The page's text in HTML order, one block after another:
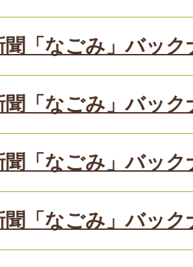
聞「なごみ」バッ
聞「なごみ」バッ
聞「なごみ」バッ
聞「なごみ」バッ